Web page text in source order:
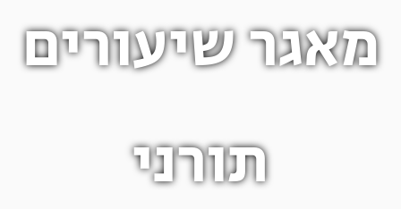
מאגר שיעורים
תורני